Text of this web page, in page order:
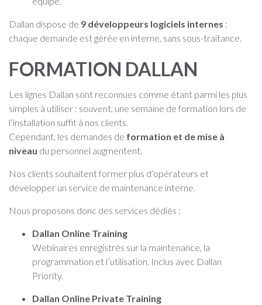
Dallan dispose de 9 développeurs logiciels internes :
chaque demande est gérée en interne, sans sous-traitance.
FORMATION DALLAN
Les lignes Dallan sont reconnues comme étant parmi les plus
simples à utiliser : souvent, une semaine de formation lors de
l’installation suffit à nos clients.
Cependant, les demandes de formation et de mise à
niveau du personnel augmentent.
Nos clients souhaitent former plus d’opérateurs et
développer un service de maintenance interne.
Nous proposons donc des services dédiés :
Dallan Online Training
Webinaires enregistrés sur la maintenance, la
programmation et l’utilisation. Inclus avec Dallan
Priority.
Dallan Online Private Training